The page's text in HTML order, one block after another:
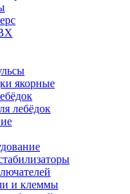
якорные
лебёдок
и клеммы